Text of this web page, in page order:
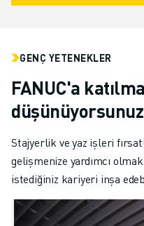
GENÇ YETENEKLER
FANUC'a
Stajyerlik ve yaz işleri
gelişmenize yardımcı
istediğiniz kariyeri inşa